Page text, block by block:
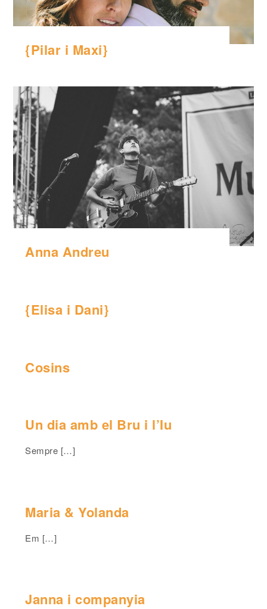
{Pilar i Maxi}
Anna Andreu
{Elisa i Dani}
Cosins
Un dia amb el Bru i l’Iu
Sempre […]
Maria & Yolanda
Em […]
Janna i companyia